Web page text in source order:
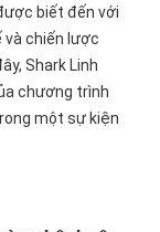
biết đến với
chiến lược
Shark Linh
chương trình
một sự kiện